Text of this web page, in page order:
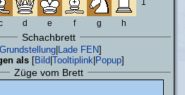
1
d e f g h
Schachbrett
Grundstellung Lade FEN]
als [Bild Tooltiplink Popup]
Züge vom Brett